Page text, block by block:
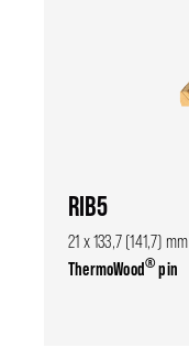
RIB5
21 x 133,7 (141,7) mm
ThermoWood®pin